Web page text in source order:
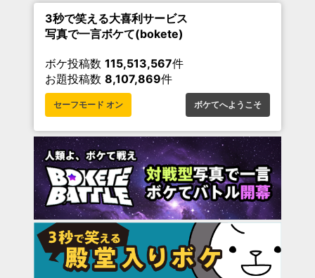
3秒で笑える大喜利サービス
写真で一言ボケて(bokete)
ボケ投稿数 115,513,567件
お題投稿数 8,107,869件
セーフモード オン ボケてへようこそ